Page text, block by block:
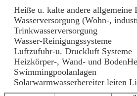
Heiße u. kalte andere allgemeine
Wasserversorgung (Wohn-,
Trinkwasserversorgung
Wasser-Reinigungssysteme
Luftzufuhr-u. Druckluft Systeme
Heizkörper-, Wand- und
Swimmingpoolanlagen
Solarwarmwasserbereiter leiten